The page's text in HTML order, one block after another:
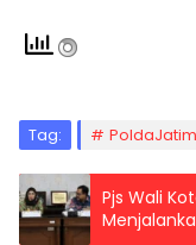
Tag: PoldaJatim
Pjs Wali